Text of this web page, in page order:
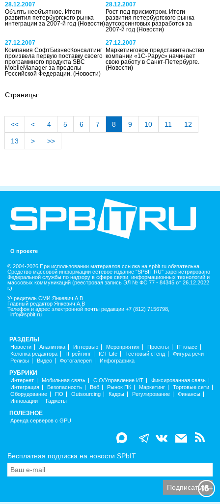
28.12.2007
Объять необъятное. Итоги
развития петербургского рынка
интеграции за 2007-й год (Новости)
28.12.2007
Рост под присмотром. Итоги
развития петербургского рынка
аутсорсинговых разработок за
2007-й год(Новости)
27.12.2007
Компания СофтБизнесКонсалтинг
произвела первую поставку своего
программного продукта SBC
MobileManager за пределы
Российской Федерации. (Новости)
27.12.2007
Маркетинговое представительство
компании «1С-Рарус» начинает
свою работу в Санкт-Петербурге.
(Новости)
Страницы:
<< < 4 5 6 7 8 9 10 11 12
13 > >>
О проекте
© 2004-2026 При использовании материалов ссылка на spbit.ru обязательна
Средство массовой информации сетевое издание "SPBIT.RU" зарегистрировано
Федеральной службы по надзору в сфере связи, информационных технологий и
массовых коммуникаций (реестровая запись ЭЛ № ФС 77 - 84345 от 26.12.2022
г.).
Учредитель СМИ Янкевич А.В
Главный редактор Янкевич А.В
Телефон и адрес электронной почты редакции +7 (812) 7156798,
info@spbit.ru
РАЗДЕЛЫ
Новости Аналитика Интервью Мероприятия Проекты
IT класс
Колонка редактора
IT рейтинг ICT Life Тестовый стенд
Фигура речи
Релизы
Видео Фотогалерея Инфографика
РУБРИКИ
Интернет Мобильная связь CIO/Управление ИТ
Фиксированная связь
Интеграция
Безопасность Веб Рынок ПК Маркетинг
Торговые сети
Оборудование
ПО Outsourcing Кадры Регулирование
Финансы
Инновации
Гаджеты
ПОЛЕЗНОЕ
Аренда серверов с GPU
Бесплатная подписка на новости SPbIT